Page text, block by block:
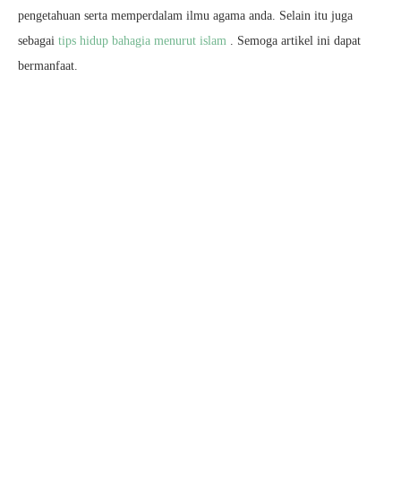
pengetahuan serta memperdalam ilmu agama anda. Selain itu juga
sebagai tips hidup bahagia menurut islam . Semoga artikel ini dapat
bermanfaat.